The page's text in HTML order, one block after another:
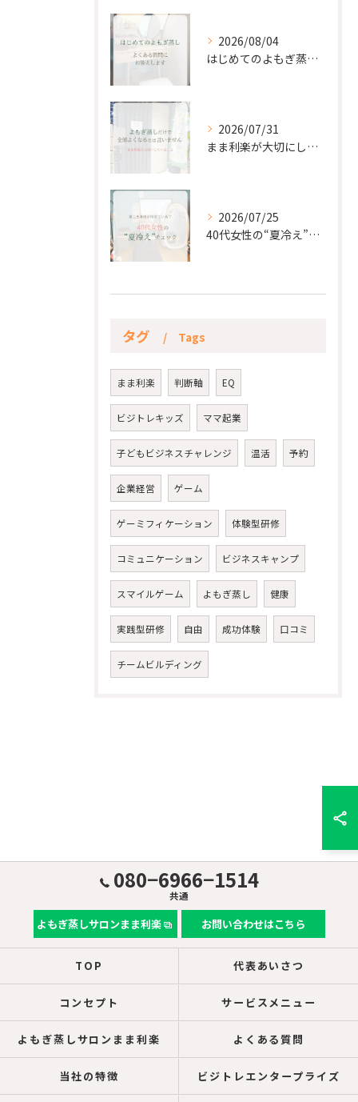
2026/08/04
はじめてのよもぎ蒸し。
2026/07/31
まま利楽が大切にしていること✨
2026/07/25
40代女性の“夏冷え”チェック☀️
タグ Tags
まま利楽 判断軸 EQ
ビジトレキッズ ママ起業
子どもビジネスチャレンジ 温活 予約
企業経営 ゲーム
ゲーミフィケーション 体験型研修
コミュニケーション ビジネスキャンプ
スマイルゲーム よもぎ蒸し 健康
実践型研修 自由 成功体験 口コミ
チームビルディング
080−6966−1514
共通
よもぎ蒸しサロンまま利楽 お問い合わせはこちら
TOP 代表あいさつ
コンセプト サービスメニュー
よもぎ蒸しサロンまま利楽 よくある質問
当社の特徴 ビジトレエンタープライズ